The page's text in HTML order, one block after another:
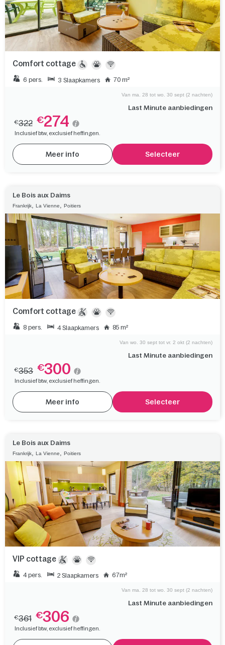
Comfort cottage
6 pers. 3 Slaapkamers 70 m²
Last Minute aanbiedingen
Van ma. 28 tot wo. 30 sept (2 nachten)
€322 €274
Inclusief btw, exclusief heffingen.
Meer info Selecteer
Le Bois aux Daims
Frankrijk La Vienne Poitiers
Comfort cottage
8 pers. 4 Slaapkamers 85 m²
Last Minute aanbiedingen
Van wo. 30 sept tot vr. 2 okt (2 nachten)
€353 €300
Inclusief btw, exclusief heffingen.
Meer info Selecteer
Le Bois aux Daims
Frankrijk, La Vienne, Poitiers
VIP cottage
4 pers. 2 Slaapkamers 67m²
Last Minute aanbiedingen
Van ma. 28 tot wo. 30 sept (2 nachten)
€361 €306
Inclusief btw, exclusief heffingen.